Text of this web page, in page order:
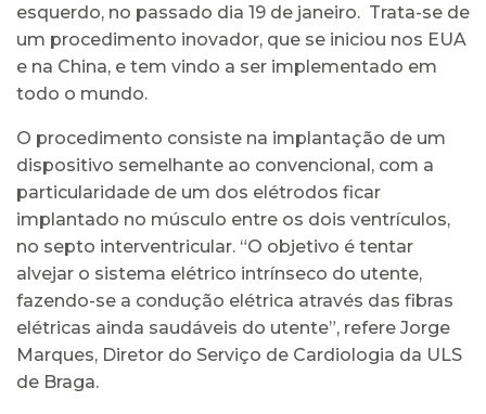
esquerdo, no passado dia 19 de janeiro. Trata-se de
um procedimento inovador, que se iniciou nos EUA
e na China, e tem vindo a ser implementado em
todo o mundo.
O procedimento consiste na implantação de um
dispositivo semelhante ao convencional, com a
particularidade de um dos elétrodos ficar
implantado no músculo entre os dois ventrículos,
no septo interventricular. “O objetivo é tentar
alvejar o sistema elétrico intrínseco do utente,
fazendo-se a condução elétrica através das fibras
elétricas ainda saudáveis do utente”, refere Jorge
Marques, Diretor do Serviço de Cardiologia da ULS
de Braga.